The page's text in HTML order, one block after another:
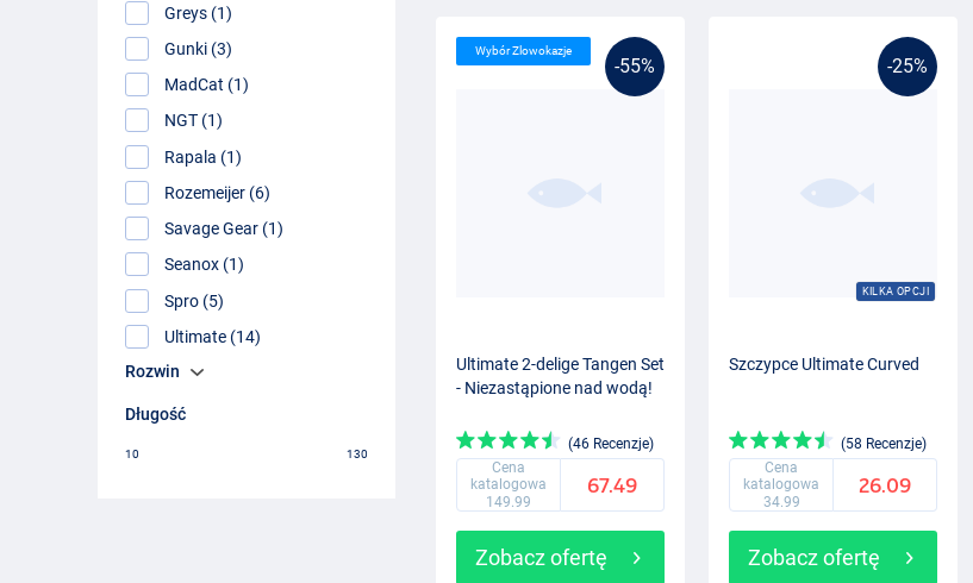
Greys (1)
Gunki (3)
MadCat (1)
NGT (1)
Rapala (1)
Rozemeijer (6)
Savage Gear (1)
Seanox (1)
Spro (5)
Ultimate (14)
Rozwin
Długość
10 130
-55%
Wybór Zlowokazje
Ultimate 2-delige Tangen Set
- Niezastąpione nad wodą!
(46 Recenzje)
Cena
katalogowa
149.99
67.49
Zobacz ofertę
-25%
KILKA OPCJI
Szczypce Ultimate Curved
(58 Recenzje)
Cena
katalogowa
34.99
26.09
Zobacz ofertę